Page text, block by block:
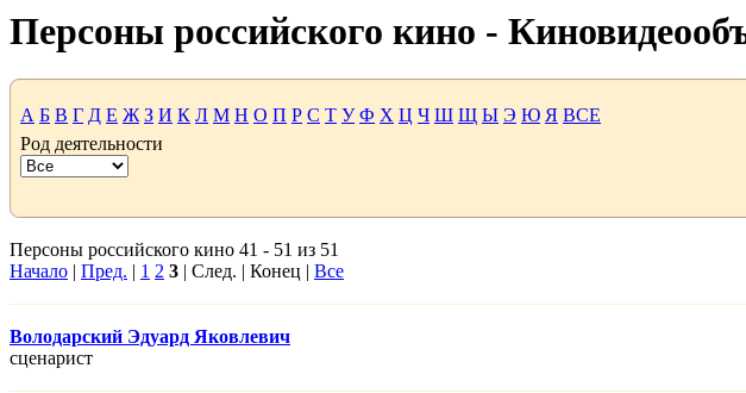
Персоны российского кино -
А Б В Г Д Е Ж З И К Л М Н О П Р С Т У Ф Х Ц Ч Ш Щ Ы Э Ю Я ВСЕ
Род деятельности
Персоны российского кино 41 - 51 из 51
Начало | Пред. | 1 2 3 | След. | Конец | Все
Володарский Эдуард Яковлевич
сценарист